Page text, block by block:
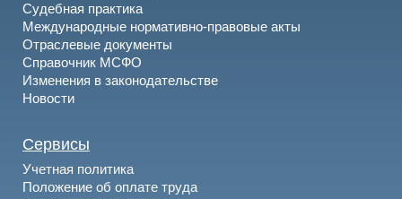
Судебная практика
Международные нормативно-правовые акты
Отраслевые документы
Справочник МСФО
Изменения в законодательстве
Новости
Сервисы
Учетная политика
Положение об оплате труда